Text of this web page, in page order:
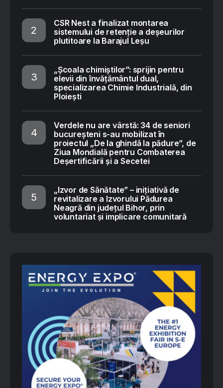
CSR Nest a finalizat montarea
sistemului de retenție a deșeurilor
plutitoare la Barajul Leșu
„Școala chimiștilor”: sprijin pentru
elevii din învățământul dual,
specializarea Chimie Industrială, din
Ploiești
Verdele nu are vârstă: 34 de seniori
bucureșteni s-au mobilizat în
proiectul „De la ghindă la pădure”, de
Ziua Mondială pentru Combaterea
Deșertificării și a Secetei
„Izvor de Sănătate” – inițiativă de
revitalizare a Izvorului Pădurea
Neagră din județul Bihor, prin
voluntariat și implicare comunitară